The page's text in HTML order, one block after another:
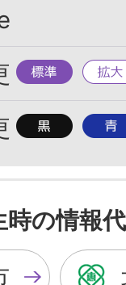
標
準
拡
大
背
色
を
黒
色
背
色
を
青
色
時の情報